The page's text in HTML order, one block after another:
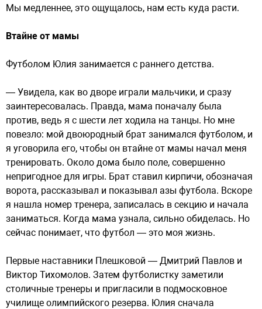
Мы медленнее, это ощущалось, нам есть куда расти.
Втайне от мамы
Футболом Юлия занимается с раннего детства.
— Увидела, как во дворе играли мальчики, и сразу
заинтересовалась. Правда, мама поначалу была
против, ведь я с шести лет ходила на танцы. Но мне
повезло: мой двоюродный брат занимался футболом, и
я уговорила его, чтобы он втайне от мамы начал меня
тренировать. Около дома было поле, совершенно
непригодное для игры. Брат ставил кирпичи, обозначая
ворота, рассказывал и показывал азы футбола. Вскоре
я нашла номер тренера, записалась в секцию и начала
заниматься. Когда мама узнала, сильно обиделась. Но
сейчас понимает, что футбол — это моя жизнь.
Первые наставники Плешковой — Дмитрий Павлов и
Виктор Тихомолов. Затем футболистку заметили
столичные тренеры и пригласили в подмосковное
училище олимпийского резерва. Юлия сначала